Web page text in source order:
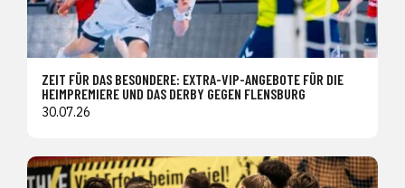
ZEIT FÜR DAS BESONDERE: EXTRA-VIP-ANGEBOTE FÜR DIE
HEIMPREMIERE UND DAS DERBY GEGEN FLENSBURG
30.07.26